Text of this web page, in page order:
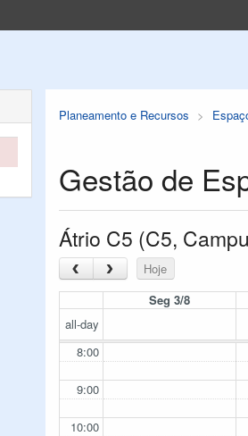
Planeamento e Recursos
Gestão de
Átrio C5 (C5,
‹ › Hoje
Seg 3/8
all-day
8:00
9:00
10:00